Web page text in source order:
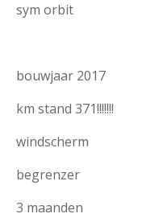
sym orbit
bouwjaar 2017
km stand 371!!!!!!!
windscherm
begrenzer
3 maanden